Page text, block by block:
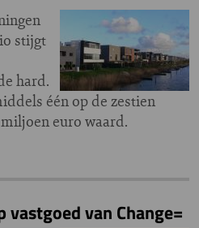
stijgt
hard.
één op de zestien
euro waard.
vastgoed van Change=